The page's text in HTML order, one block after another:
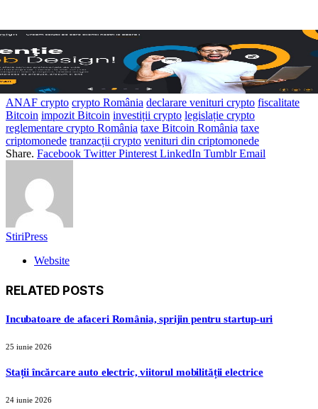
ANAF crypto crypto România declarare venituri crypto fiscalitate
Bitcoin impozit Bitcoin investiții crypto legislație crypto
reglementare crypto România taxe Bitcoin România taxe
criptomonede tranzacții crypto venituri din criptomonede
Share. Facebook Twitter Pinterest LinkedIn Tumblr Email
StiriPress
Website
RELATED POSTS
Incubatoare de afaceri România, sprijin pentru startup-uri
25 iunie 2026
Stații încărcare auto electric, viitorul mobilității electrice
24 iunie 2026